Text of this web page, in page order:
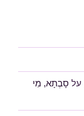
על סָבְתָא, מִי